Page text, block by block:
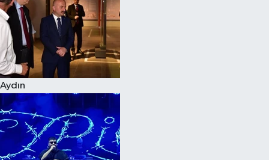
Aydın
Magazin